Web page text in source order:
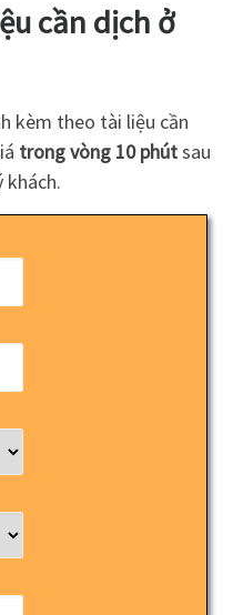
cần dịch ở
kèm theo tài liệu cần
trong vòng 10 phútsau
khách.